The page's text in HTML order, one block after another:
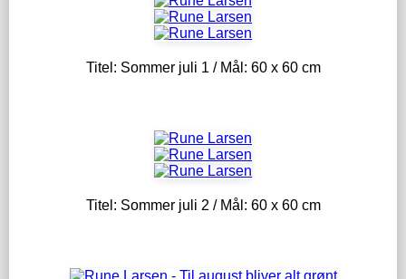
Titel: Sommer juli 1 / Mål: 60 x 60 cm
Titel: Sommer juli 2 / Mål: 60 x 60 cm